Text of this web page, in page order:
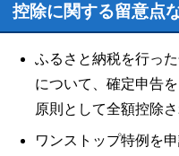
控除に関する留意点
ふるさと納税を行っ
について、確定申告
原則として全額控除さ
ワンストップ特例を